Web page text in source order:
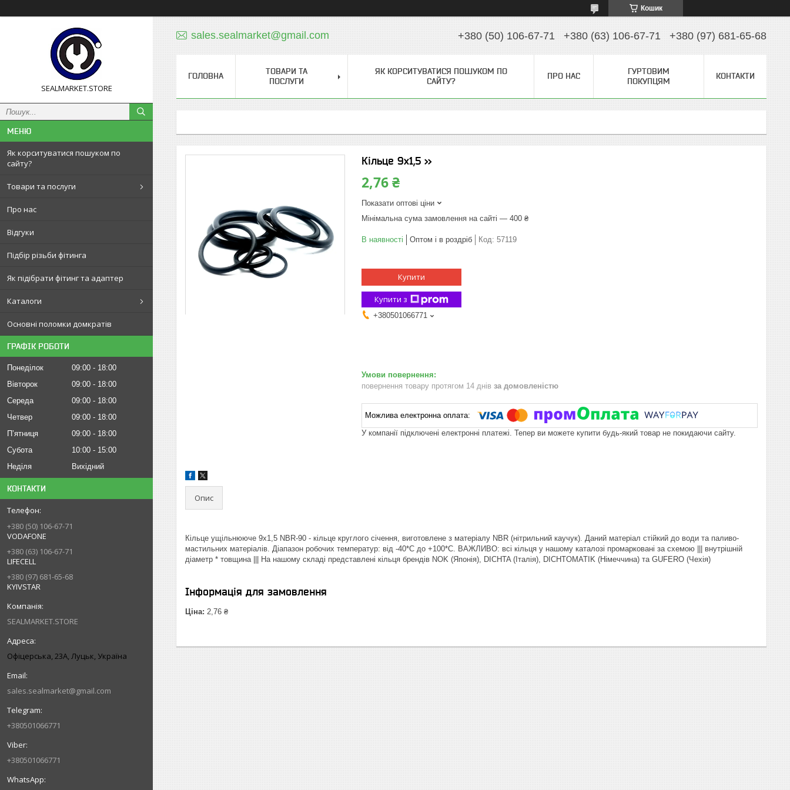
Кошик
SEALMARKET.STORE
Як корситуватися пошуком по
сайту?
Товари та послуги
Про нас
Відгуки
Підбір різьби фітинга
Як підібрати фітинг та адаптер
Каталоги
Основні поломки домкратів
ГРАФІК РОБОТИ
Понеділок 09:00
18:00
Вівторок
09:00
18:00
Середа
09:00
18:00
Четвер
09:00
18:00
Пʼятниця
09:00
18:00
Субота
10:00
15:00
Неділя
Вихідний
КОНТАКТИ
+380 (50) 106-67-71
VODAFONE
+380 (63) 106-67-71
LIFECELL
+380 (97) 681-65-68
KYIVSTAR
SEALMARKET.STORE
Офіцерська, 23А, Луцьк, Україна
sales.sealmarket@gmail.com
+380501066771
+380501066771
sales.sealmarket@gmail.com +380 (50) 106-67-71 +380 (63) 106-67-71 +380 (97) 681-65-68
ГОЛОВНА
ТОВАРИ ТА
ПОСЛУГИ
ЯК КОРСИТУВАТИСЯ ПОШУКОМ ПО
САЙТУ?
ПРО НАС
ГУРТОВИМ
ПОКУПЦЯМ
КОНТАКТИ
Кільце 9х1,5 >>
2,76 ₴
Показати оптові ціни
Мінімальна сума замовлення на сайті — 400 ₴
В наявності Оптом і в роздріб Код: 57119
Купити
Купити з
+380501066771
повернення товару протягом 14 днів за домовленістю
У компанії підключені електронні платежі. Тепер ви можете купити будь-який товар не покидаючи сайту.
Опис
Кільце ущільнююче 9х1,5 NBR-90 - кільце круглого січення, виготовлене з матеріалу NBR (нітрильний каучук). Даний матеріал стійкий до води та паливо-
мастильних матеріалів. Діапазон робочих температур: від -40*С до +100*С. ВАЖЛИВО: всі кільця у нашому каталозі промарковані за схемою ||| внутрішній
діаметр * товщина ||| На нашому складі представлені кільця брендів NOK (Японія), DICHTA (Італія), DICHTOMATIK (Німеччина) та GUFERO (Чехія)
Інформація для замовлення
Ціна: 2,76 ₴